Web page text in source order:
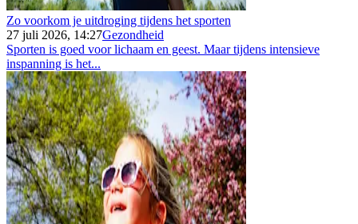
Zo voorkom je uitdroging tijdens het sporten
27 juli 2026, 14:27Gezondheid
Sporten is goed voor lichaam en geest. Maar tijdens intensieve
inspanning is het...